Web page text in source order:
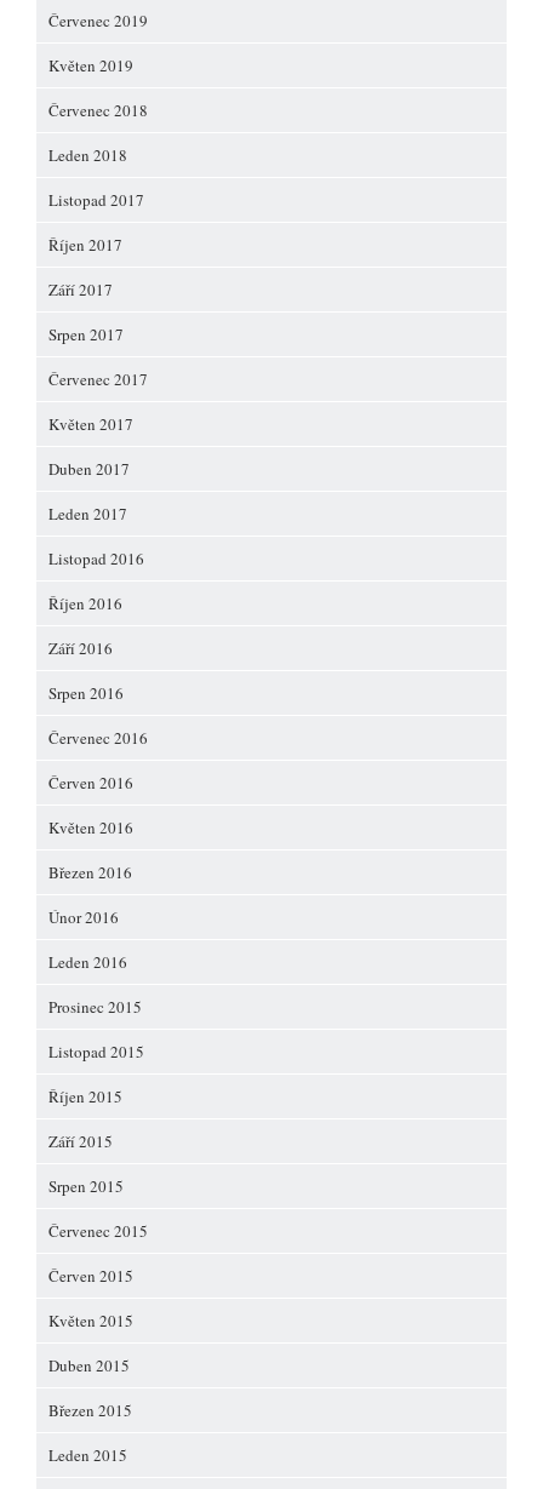
Červenec 2019
Květen 2019
Červenec 2018
Leden 2018
Listopad 2017
Říjen 2017
Září 2017
Srpen 2017
Červenec 2017
Květen 2017
Duben 2017
Leden 2017
Listopad 2016
Říjen 2016
Září 2016
Srpen 2016
Červenec 2016
Červen 2016
Květen 2016
Březen 2016
Únor 2016
Leden 2016
Prosinec 2015
Listopad 2015
Říjen 2015
Září 2015
Srpen 2015
Červenec 2015
Červen 2015
Květen 2015
Duben 2015
Březen 2015
Leden 2015